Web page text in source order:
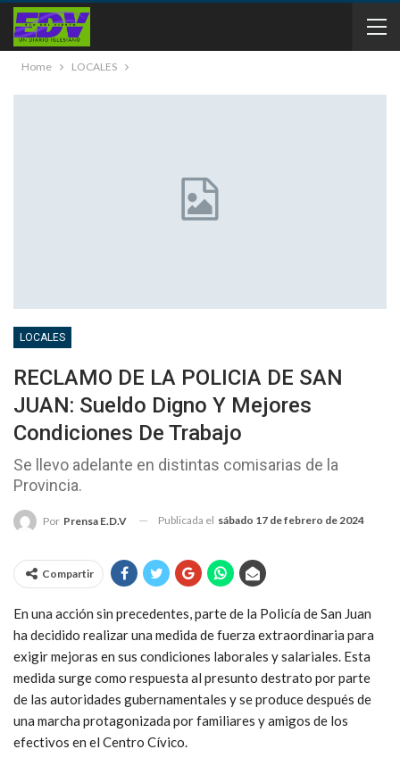
Home LOCALES
LOCALES
RECLAMO DE LA POLICIA DE SAN
JUAN: Sueldo Digno Y Mejores
Condiciones De Trabajo
Se llevo adelante en distintas comisarias de la
Provincia.
Por Prensa E.D.V Publicada el sábado 17 de febrero de 2024
Compartir
En una acción sin precedentes, parte de la Policía de San Juan
ha decidido realizar una medida de fuerza extraordinaria para
exigir mejoras en sus condiciones laborales y salariales. Esta
medida surge como respuesta al presunto destrato por parte
de las autoridades gubernamentales y se produce después de
una marcha protagonizada por familiares y amigos de los
efectivos en el Centro Cívico.